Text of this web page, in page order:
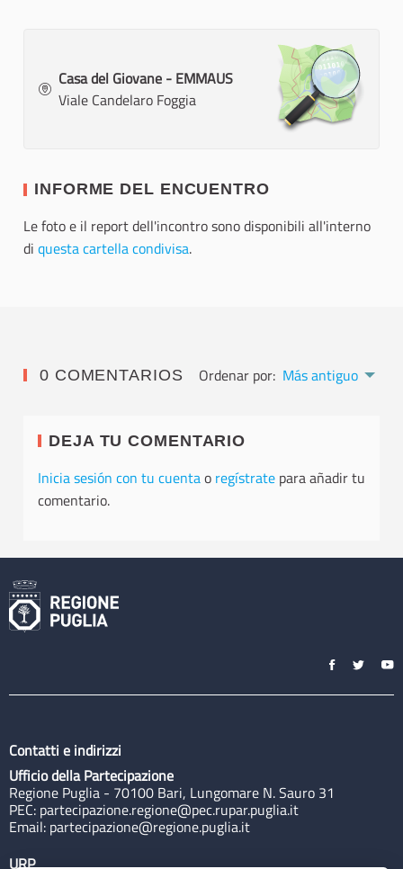
Casa del Giovane - EMMAUS
Viale Candelaro Foggia
INFORME DEL ENCUENTRO
Le foto e il report dell'incontro sono disponibili all'interno
di questa cartella condivisa.
0 COMENTARIOS Ordenar por: Más antiguo
DEJA TU COMENTARIO
Inicia sesión con tu cuentao regístrate para añadir tu
comentario.
Contatti e indirizzi
Ufficio della Partecipazione
Regione Puglia - 70100 Bari, Lungomare N. Sauro 31
PEC: partecipazione.regione@pec.rupar.puglia.it
Email: partecipazione@regione.puglia.it
URP